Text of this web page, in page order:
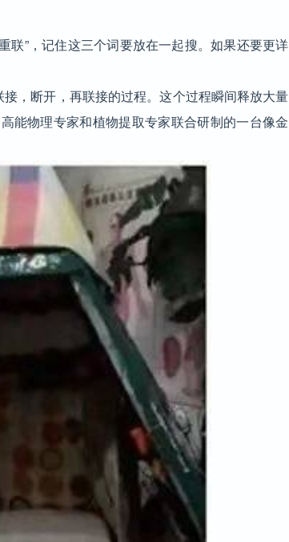
”，记住这三个词要放在一起搜。如果还要更详
，断开，再联接的过程。这个过程瞬间释放大量
能物理专家和植物提取专家联合研制的一台像金